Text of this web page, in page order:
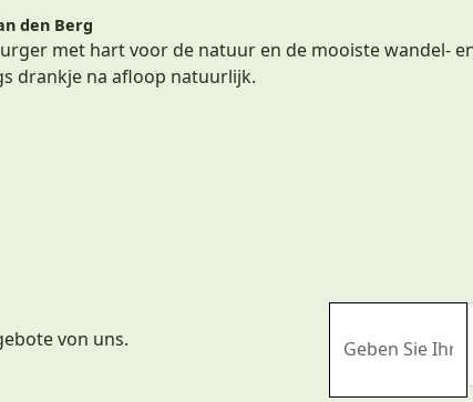
den Berg
met hart voor de natuur en de mooiste wandel-
drankje na afloop natuurlijk.
von uns.